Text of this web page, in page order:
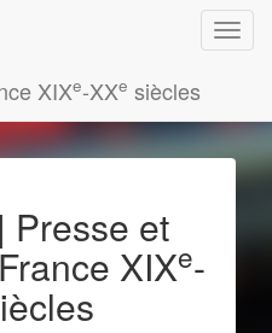
XIXe-XXe siècles
Presse et
XIXe-